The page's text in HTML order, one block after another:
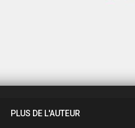
PLUS DE L'AUTEUR